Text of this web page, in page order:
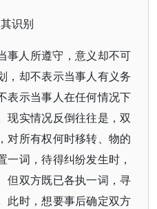
识别
事人所遵守，意义却不可
，却不表示当事人有义务
表示当事人在任何情况下
现实情况反倒往往是，双
对所有权何时移转、物的
词，待得纠纷发生时，
但双方既已各执一词，寻
此时，想要事后确定双方